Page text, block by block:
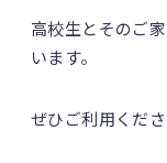
高校生とそのご
います。
ぜひご利用くださ